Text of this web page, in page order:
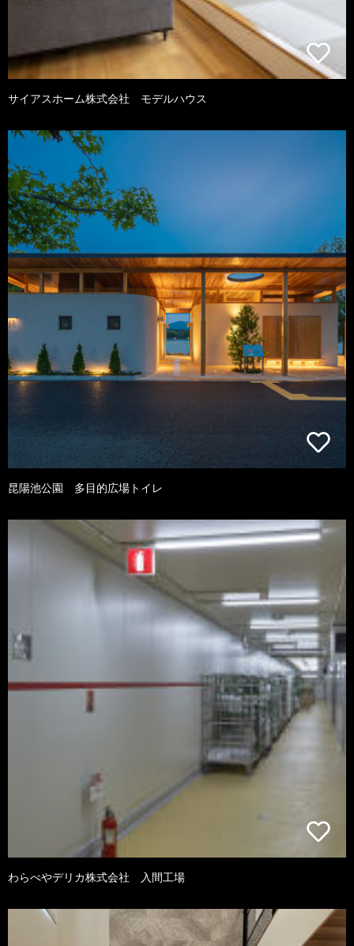
サイアスホーム株式会社 モデルハウス
昆陽池公園 多目的広場トイレ
わらべやデリカ株式会社 入間工場